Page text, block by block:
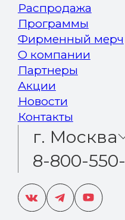
Распродажа
Программы
Фирменный мерч
О компании
Партнеры
Акции
Новости
Контакты
г. Москва
8-800-